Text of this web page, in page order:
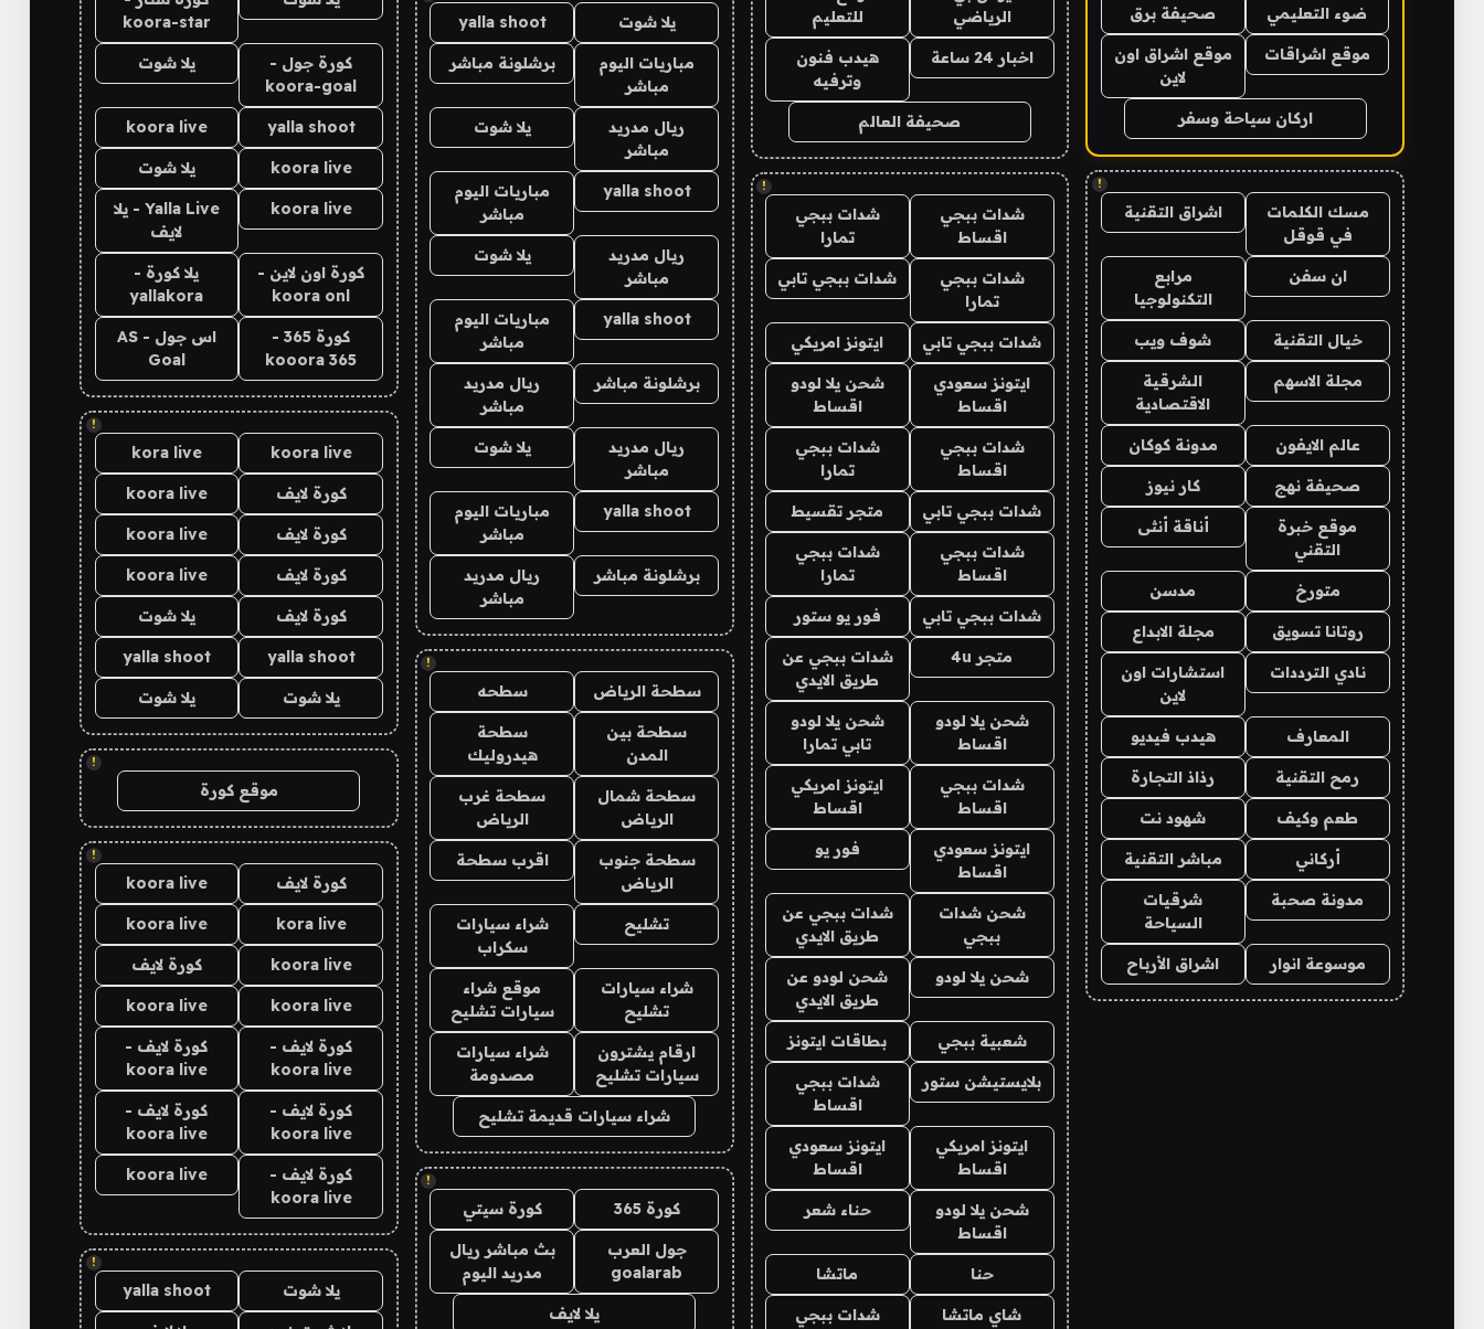
ضوء التعليمي صحيفة برق
موقع اشراقات
موقع اشراق اون
لاين
اركان سياحة وسفر
!
مسك الكلمات
في قوقل
اشراق التقنية
ان سفن
مرابع
التكنولوجيا
خيال التقنية شوف ويب
مجلة الاسهم
الشرقية
الاقتصادية
عالم الايفون مدونة كوكان
صحيفة نهج كار نيوز
موقع خبرة
التقني
أناقة أنثى
متورخ مدسن
روتانا تسويق مجلة الابداع
نادي الترددات
استشارات اون
لاين
المعارف هيدب فيديو
رمح التقنية رذاذ التجارة
طعم وكيف شهود نت
أركاني مباشر التقنية
مدونة صحبة
شرقيات
السياحة
موسوعة انوار اشراق الأرباح
الرياضي
للتعليم
اخبار 24 ساعة
هيدب فنون
وترفيه
صحيفة العالم
!
شدات ببجي
اقساط
شدات ببجي
تمارا
شدات ببجي
تمارا
شدات ببجي تابي
شدات ببجي تابي ايتونز امريكي
ايتونز سعودي
اقساط
شحن يلا لودو
اقساط
شدات ببجي
اقساط
شدات ببجي
تمارا
شدات ببجي تابي متجر تقسيط
شدات ببجي
اقساط
شدات ببجي
تمارا
شدات ببجي تابي فور يو ستور
متجر 4u
شدات ببجي عن
طريق الايدي
شحن يلا لودو
اقساط
شحن يلا لودو
تابي تمارا
شدات ببجي
اقساط
ايتونز امريكي
اقساط
ايتونز سعودي
اقساط
فور يو
شحن شدات
ببجي
شدات ببجي عن
طريق الايدي
شحن يلا لودو
شحن لودو عن
طريق الايدي
شعبية ببجي بطاقات ايتونز
بلايستيشن ستور
شدات ببجي
اقساط
ايتونز امريكي
اقساط
ايتونز سعودي
اقساط
شحن يلا لودو
اقساط
حناء شعر
حنا ماتشا
شاي ماتشا
شدات ببجي
يلا شوت yalla shoot
مباريات اليوم
مباشر
برشلونة مباشر
ريال مدريد
مباشر
يلا شوت
yalla shoot
مباريات اليوم
مباشر
ريال مدريد
مباشر
يلا شوت
yalla shoot
مباريات اليوم
مباشر
برشلونة مباشر
ريال مدريد
مباشر
ريال مدريد
مباشر
يلا شوت
yalla shoot
مباريات اليوم
مباشر
برشلونة مباشر
ريال مدريد
مباشر
!
سطحة الرياض سطحه
سطحة بين
المدن
سطحة
هيدروليك
سطحة شمال
الرياض
سطحة غرب
الرياض
سطحة جنوب
الرياض
اقرب سطحة
تشليح
شراء سيارات
سكراب
شراء سيارات
تشليح
موقع شراء
سيارات تشليح
ارقام يشترون
سيارات تشليح
شراء سيارات
مصدومة
شراء سيارات قديمة تشليح
!
كورة 365 كورة سيتي
جول العرب
goalarab
بث مباشر ريال
مدريد اليوم
يلا لايف
koora-star
كورة جول -
koora-goal
يلا شوت
yalla shoot
koora live
koora live يلا شوت
koora live
Yalla Live - يلا
لايف
كورة اون لاين -
koora onl
يلا كورة -
yallakora
كورة 365 -
kooora 365
اس جول - AS
Goal
!
koora live
kora live
كورة لايف koora live
كورة لايف koora live
كورة لايف koora live
كورة لايف يلا شوت
yalla shoot
yalla shoot
يلا شوت يلا شوت
!
موقع كورة
!
كورة لايف koora live
kora live
koora live
koora live كورة لايف
koora live
koora live
كورة لايف -
koora live
كورة لايف -
koora live
كورة لايف -
koora live
كورة لايف -
koora live
كورة لايف -
koora live
koora live
!
يلا شوت yalla shoot